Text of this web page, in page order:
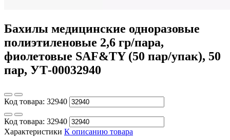
Бахилы медицинские одноразовые
полиэтиленовые 2,6 гр/пара,
фиолетовые SAF&TY (50 пар/упак), 50
пар, УТ-00032940
Код товара: 32940
Код товара: 32940
Характеристики К описанию товара